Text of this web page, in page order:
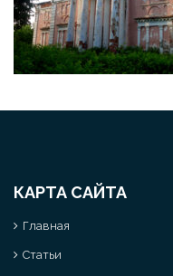
КАРТА САЙТА
Главная
Статьи